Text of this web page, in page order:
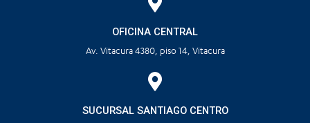
OFICINA CENTRAL
Av. Vitacura 4380, piso 14, Vitacura
SUCURSAL SANTIAGO CENTRO